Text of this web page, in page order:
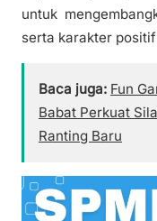
untuk
serta karakter
Baca juga: Fun
Babat Perkuat
Ranting Baru